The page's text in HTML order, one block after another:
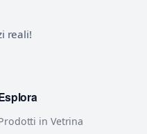
reali!
in Vetrina